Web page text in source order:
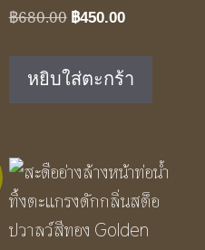
฿680.00 Original
was:
฿680.00.
฿450.00Current
฿450.00.
หยิบใส่ตะกร้า